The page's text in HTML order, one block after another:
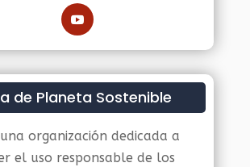
de Planeta Sostenible
organización dedicada a
el uso responsable de los